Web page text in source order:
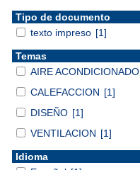
Tipo de documento
texto impreso [1]
Temas
AIRE ACONDICIONADO
CALEFACCION [1]
DISEÑO [1]
VENTILACION [1]
Idioma